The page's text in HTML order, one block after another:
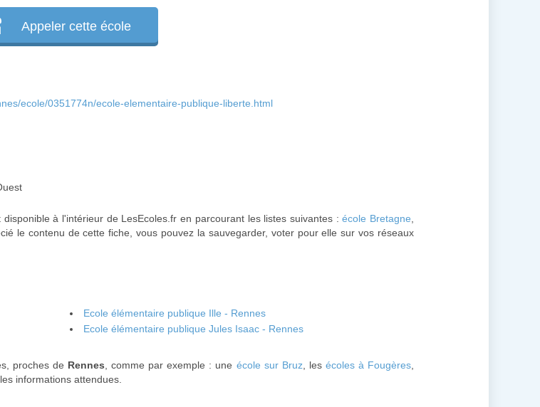
Appeler cette école
ecole/0351774n/ecole-elementaire-publique-liberte.html
disponible à l'intérieur de LesEcoles.fr en parcourant les listes suivantes :école Bretagne
le contenu de cette fiche, vous pouvez la sauvegarder, voter pour elle sur vos réseaux
Ecole élémentaire publique Ille - Rennes
Ecole élémentaire publique Jules Isaac - Rennes
proches de Rennes , comme par exemple : une école sur Bruz, les écoles à Fougères
les informations attendues.